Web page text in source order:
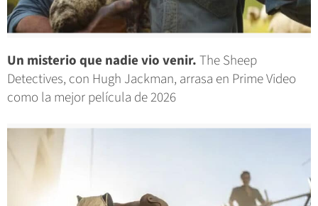
Un misterio que nadie vio venir.The Sheep
Detectives, con Hugh Jackman, arrasa en Prime Video
como la mejor película de 2026